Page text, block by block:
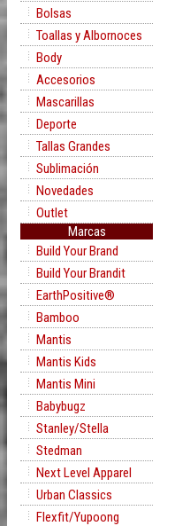
Bolsas
Toallas y Albornoces
Body
Accesorios
Mascarillas
Deporte
Tallas Grandes
Sublimación
Novedades
Outlet
Marcas
Build Your Brand
Build Your Brandit
EarthPositive®
Bamboo
Mantis
Mantis Kids
Mantis Mini
Babybugz
Stanley/Stella
Stedman
Next Level Apparel
Urban Classics
Flexfit/Yupoong